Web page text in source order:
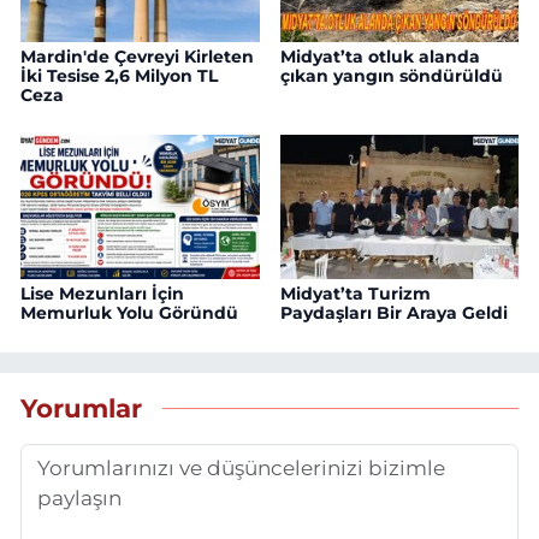
Mardin'de Çevreyi Kirleten
İki Tesise 2,6 Milyon TL
Ceza
Midyat’ta otluk alanda
çıkan yangın söndürüldü
Lise Mezunları İçin
Memurluk Yolu Göründü
Midyat’ta Turizm
Paydaşları Bir Araya Geldi
Yorumlar